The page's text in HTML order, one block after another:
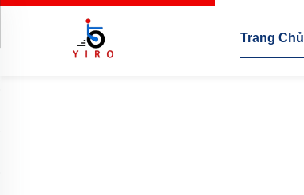
Trang Chủ